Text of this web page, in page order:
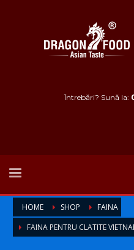
Întrebări? Sună la:
HOME SHOP
FAINA
FAINA PENTRU CLATITE